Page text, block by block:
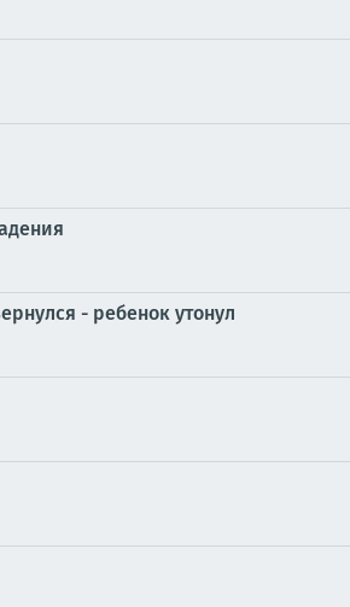
- ребенок утонул